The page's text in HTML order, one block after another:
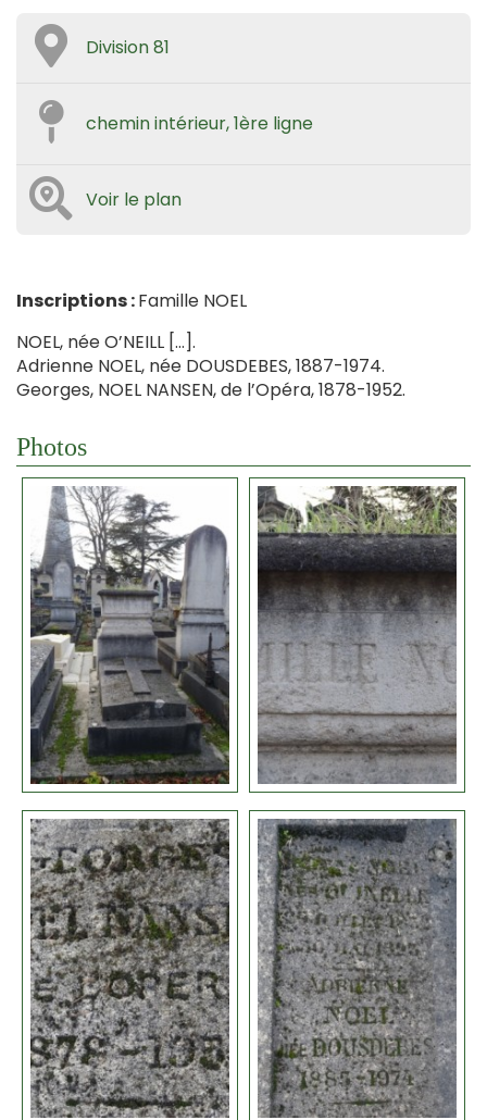
Division 81
chemin intérieur, 1ère ligne
Voir le plan
Inscriptions :Famille NOEL
NOEL, née O’NEILL […].
Adrienne NOEL, née DOUSDEBES, 1887-1974.
Georges, NOEL NANSEN, de l’Opéra, 1878-1952.
Photos